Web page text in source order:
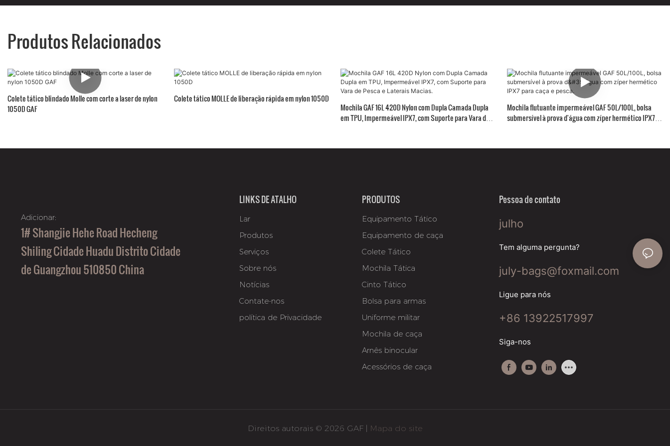
Produtos Relacionados
Colete tático blindado Molle com corte a laser de nylon
1050D GAF
Colete tático MOLLE de liberação rápida em nylon 1050D
Mochila GAF 16L 420D Nylon com Dupla Camada Dupla
em TPU, Impermeável IPX7, com Suporte para Vara de
Mochila flutuante impermeável GAF 50L/100L, bolsa
submersível à prova d'água com zíper hermético IPX7
Adicionar:
1# Shangjie Hehe Road Hecheng
Shiling Cidade Huadu Distrito Cidade
de Guangzhou 510850 China
LINKS DE ATALHO
Lar
Produtos
Serviços
Sobre nós
Notícias
Contate-nos
política de Privacidade
PRODUTOS
Equipamento Tático
Equipamento de caça
Colete Tático
Mochila Tática
Cinto Tático
Bolsa para armas
Uniforme militar
Mochila de caça
Arnês binocular
Acessórios de caça
Pessoa de contato
julho
Tem alguma pergunta?
july-bags@foxmail.com
Ligue para nós
+86 13922517997
Siga-nos
Direitos autorais © 2026 GAF | Mapa do site